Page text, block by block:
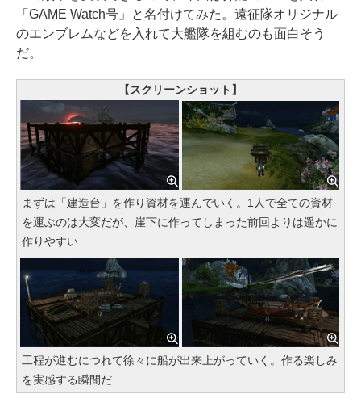
「GAME Watch号」と名付けてみた。遠征隊オリジナル
のエンブレムなどを入れて大艦隊を組むのも面白そう
だ。
【スクリーンショット】
まずは「建造台」を作り資材を運んでいく。1人で全ての資材
を運ぶのは大変だが、崖下に作ってしまった前回よりは遥かに
作りやすい
工程が進むにつれて徐々に船が出来上がっていく。作る楽しみ
を実感する瞬間だ